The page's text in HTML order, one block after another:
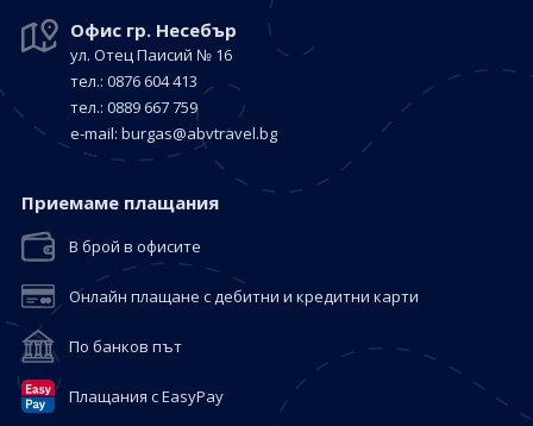
Офис гр. Несебър
ул. Отец Паисий № 16
тел.: 0876 604 413
тел.: 0889 667 759
е-mail: burgas@abvtravel.bg
Приемaме плащания
В брой в офисите
Онлайн плащане с дебитни и кредитни карти
По банков път
Плащания с EasyPay